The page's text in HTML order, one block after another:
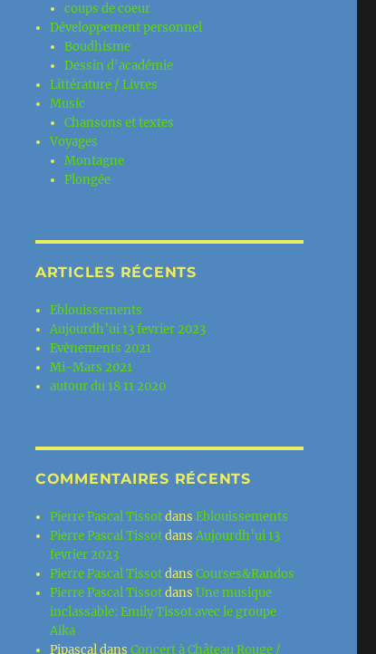
coups de coeur
Développement personnel
Boudhisme
Dessin d'académie
Littérature / Livres
Music
Chansons et textes
Voyages
Montagne
Plongée
ARTICLES RÉCENTS
Eblouissements
Aujourdh’ui 13 fevrier 2023
Evènements 2021
Mi-Mars 2021
autour du 18 11 2020
COMMENTAIRES RÉCENTS
Pierre Pascal TissotdansEblouissements
Pierre Pascal TissotdansAujourdh’ui 13
fevrier 2023
Pierre Pascal TissotdansCourses&Randos
Pierre Pascal TissotdansUne musique
inclassable: Emily Tissot avec le groupe
Aika
PipascaldansConcert à Château Rouge /